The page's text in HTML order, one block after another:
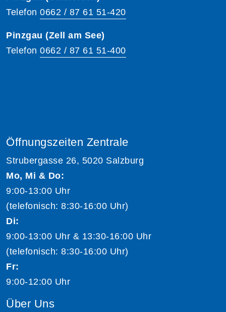
Telefon 0662 / 87 61 51-420
Pinzgau (Zell am See)
Telefon 0662 / 87 61 51-400
Öffnungszeiten Zentrale
Strubergasse 26, 5020 Salzburg
Mo, Mi & Do:
9:00-13:00 Uhr
(telefonisch: 8:30-16:00 Uhr)
Di:
9:00-13:00 Uhr & 13:30-16:00 Uhr
(telefonisch: 8:30-16:00 Uhr)
Fr:
9:00-12:00 Uhr
Über Uns